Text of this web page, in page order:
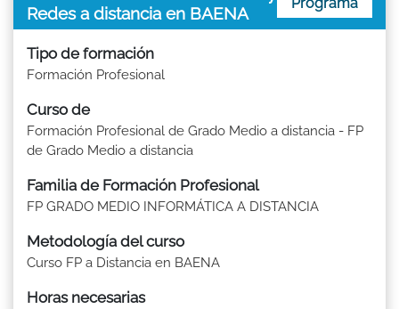
Redes a distancia en BAENA
Tipo de formación
Formación Profesional
Curso de
Formación Profesional de Grado Medio a distancia - FP
de Grado Medio a distancia
Familia de Formación Profesional
FP GRADO MEDIO INFORMÁTICA A DISTANCIA
Metodología del curso
Curso FP a Distancia en BAENA
Horas necesarias